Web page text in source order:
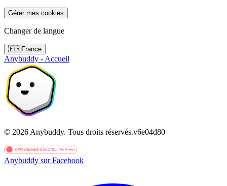
Gérer mes cookies
Changer de langue
🇫🇷France
Anybuddy - Accueil
© 2026 Anybuddy. Tous droits réservés.v6e04d80
Anybuddy sur Facebook